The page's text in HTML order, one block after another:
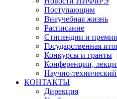
Поступающим
Внеучебная жизнь
Расписание
Стипендии и премии
Государственная
Конкурсы и гранты
Конференции,
Научно-
КОНТАКТЫ
Дирекция